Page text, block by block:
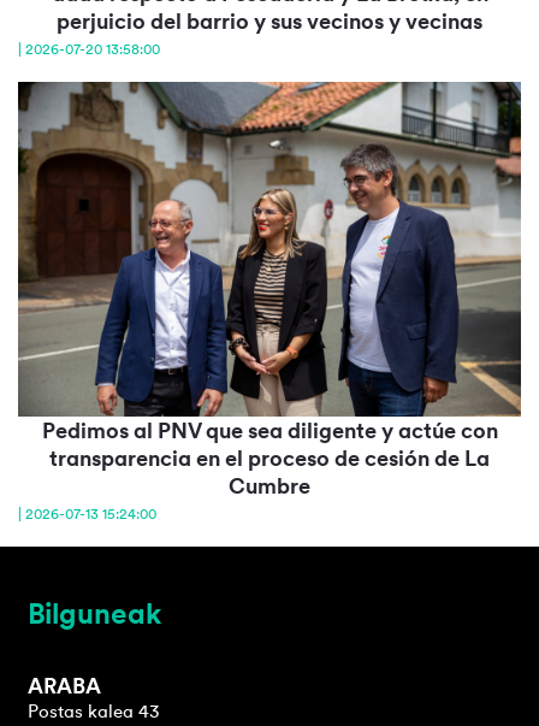
perjuicio del barrio y sus vecinos y vecinas
| 2026-07-20 13:58:00
Pedimos al PNV que sea diligente y actúe con
transparencia en el proceso de cesión de La
Cumbre
| 2026-07-13 15:24:00
Bilguneak
ARABA
Postas kalea 43